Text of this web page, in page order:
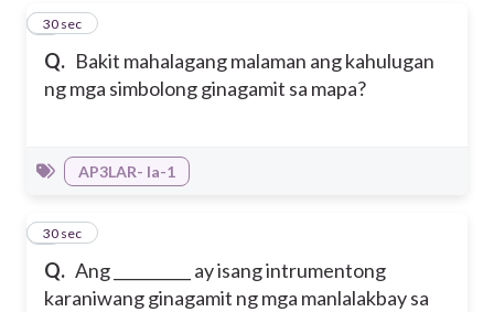
Q. Bakit mahalagang malaman ang kahulugan
ng mga simbolong ginagamit sa mapa?
2
30 sec
AP3LAR- Ia-1
Q. Ang __________ ay isang intrumentong
karaniwang ginagamit ng mga manlalakbay sa
3
30 sec